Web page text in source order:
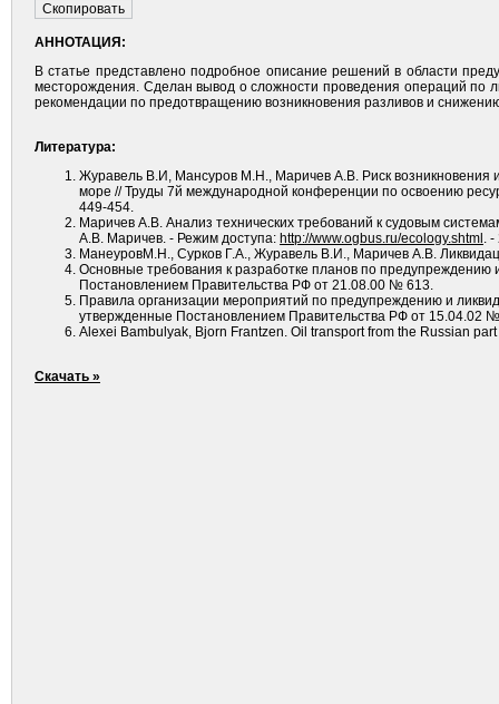
АННОТАЦИЯ:
В статье представлено подробное описание решений в области
месторождения. Сделан вывод о сложности проведения операций по
рекомендации по предотвращению возникновения разливов и
Литература:
Журавель В.И, Мансуров М.Н., Маричев А.В. Риск возникновения
море // Труды 7й международной конференции по освоению
449-454.
Маричев А.В. Анализ технических требований к судовым
А.В. Маричев. - Режим доступа: http://www.ogbus.ru/ecology.shtml . -
МанеуровМ.Н., Сурков Г.А., Журавель В.И., Маричев А.В.
Основные требования к разработке планов по
Постановлением Правительства РФ от 21.08.00 № 613.
Правила организации мероприятий по предупреждению и
утвержденные Постановлением Правительства РФ от 15.04.02
Alexei Bambulyak, Bjorn Frantzen. Oil transport from the Russian
Скачать »